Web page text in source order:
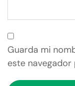
Guarda mi
este